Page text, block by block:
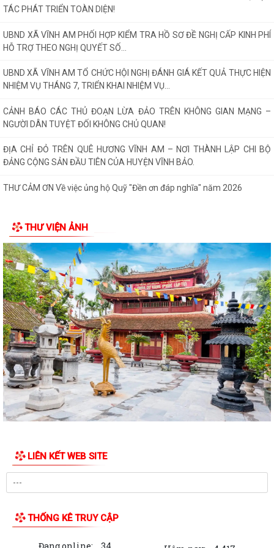
THƯ CẢM ƠN Về việc ủng hộ Quỹ "Đền ơn đáp nghĩa" năm 2026
UBND XÃ VĨNH AM TỔ CHỨC HỘI NGHỊ GIAO BAN SẢN XUẤT NÔNG
NGHIỆP THÁNG 8 NĂM 2026.
Sáng ngày 04/8/2026, Đảng ủy xã Vĩnh Am tổ chức Hội nghị giao ban
Thường trực Đảng ủy nhằm xem xét,...
ĐẢNG ỦY XÃ VĨNH AM TỔ CHỨC HỘI NGHỊ GIAO BAN THƯỜNG TRỰC
ĐẢNG ỦY!
XÃ VĨNH AM ĐẨY MẠNH TUYÊN TRUYỀN THỰC HIỆN NGHỊ QUYẾT SỐ
57-NQ/TW VÀ KẾ HOẠCH HÀNH ĐỘNG 100 NGÀY VỀ...
UBND XÃ VĨNH AM THAM DỰ HỘI NGHỊ TRỰC TUYẾN VỀ TRIỂN KHAI
CÔNG TÁC ĐO ĐẠC, LẬP BẢN ĐỒ ĐỊA CHÍNH VÀ...
ĐẢNG ỦY XÃ VĨNH AM TỔ CHỨC LỄ CHÀO CỜ THÁNG 8 VÀ SINH HOẠT
CHUYÊN ĐỀ "CHI BỘ 35"
ĐẢNG ỦY UBND XÃ VĨNH AM TỔ CHỨC LỄ CHÀO CỜ, SINH HOẠT DƯỚI
CỜ THÁNG 8 NĂM 2026.
QUYẾT ĐỊNH Về việc công bố thủ tục hành chính nội bộ được sửa đổi,
bổ sung thuộc phạm vi, chức...
QUYẾT ĐỊNH Về việc công bố danh mục thủ tục hành chính được sửa
đổi, bổ sung, bị bãi bỏ thuộc...
QUYẾT ĐỊNH Về việc công bố danh mục thủ tục hành chính ban hành
mới, được sửa đổi, bổ sung lĩnh...
QUYẾT ĐỊNH Về việc công bố Danh mục thủ tục hành chính được sửa
đổi, bổ sung thuộc phạm vi chức...
QUYẾT ĐỊNH tháng năm 2026 Về việc công bố thủ tục hành chính nội
bộ mới ban hành thuộc...
BAN TUYÊN GIÁO VÀ DÂN VẬN THÀNH ỦY HẢI PHÒNG TỔ CHỨC HỘI
THƯ VIỆN ẢNH
LIÊN KẾT WEB SITE
THỐNG KÊ TRUY CẬP